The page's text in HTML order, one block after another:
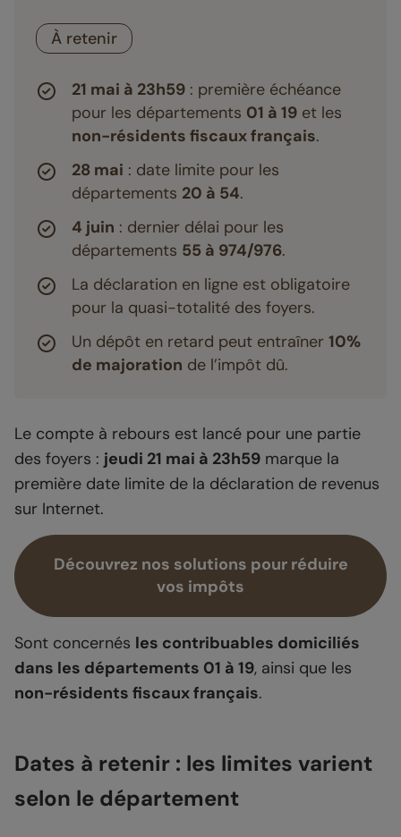
À retenir
21 mai à 23h59 : première échéance
pour les départements 01 à 19 et les
non-résidents fiscaux français.
28 mai : date limite pour les
départements 20 à 54.
4 juin : dernier délai pour les
départements 55 à 974/976.
La déclaration en ligne est obligatoire
pour la quasi-totalité des foyers.
Un dépôt en retard peut entraîner 10%
de majoration de l’impôt dû.
Le compte à rebours est lancé pour une partie
des foyers : jeudi 21 mai à 23h59 marque la
première date limite de la déclaration de revenus
sur Internet.
Découvrez nos solutions pour réduire
vos impôts
Sont concernés les contribuables domiciliés
dans les départements 01 à 19, ainsi que les
non-résidents fiscaux français.
Dates à retenir : les limites varient
selon le département